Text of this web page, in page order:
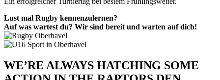
Lust mal Rugby kennenzulernen?
Auf was wartest du? Wir sind bereit und warten auf dich!
WE’RE ALWAYS HATCHING SOME